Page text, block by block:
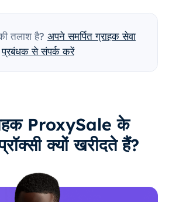
तलाश है? अपने समर्पित ग्राहक सेवा
प्रबंधक से संपर्क करें
ProxySale के
क्यों खरीदते हैं?